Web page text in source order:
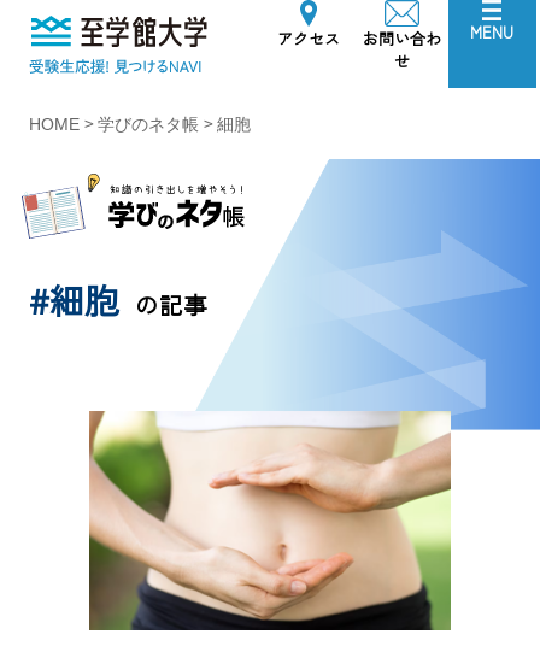
至学館大学 アクセス
お問い合わ
せ
MENU
HOME >学びのネタ帳 >細胞
#細胞 の記事